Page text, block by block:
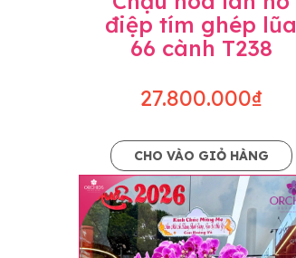
điệp tím ghép lũa
66 cành T238
27.800.000₫
CHO VÀO GIỎ HÀNG